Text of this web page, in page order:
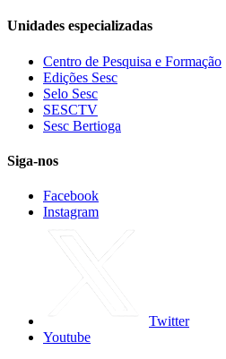
Unidades especializadas
Centro de Pesquisa e Formação
Edições Sesc
Selo Sesc
SESCTV
Sesc Bertioga
Siga-nos
Facebook
Instagram
Twitter
Youtube